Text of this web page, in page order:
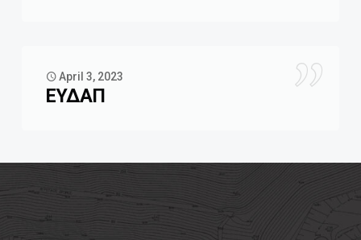
April 3, 2023
ΕΥΔΑΠ